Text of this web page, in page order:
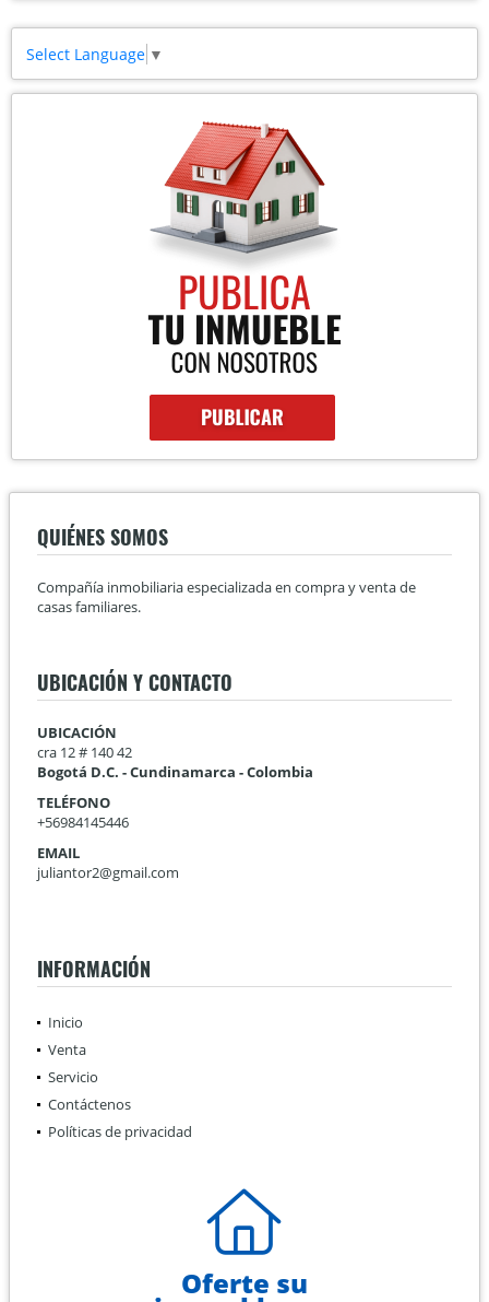
Select Language ▼
QUIÉNES SOMOS
Compañía inmobiliaria especializada en compra y venta de
casas familiares.
UBICACIÓN Y CONTACTO
UBICACIÓN
cra 12 # 140 42
Bogotá D.C. - Cundinamarca - Colombia
TELÉFONO
+56984145446
EMAIL
juliantor2@gmail.com
INFORMACIÓN
Inicio
Venta
Servicio
Contáctenos
Políticas de privacidad
Oferte su